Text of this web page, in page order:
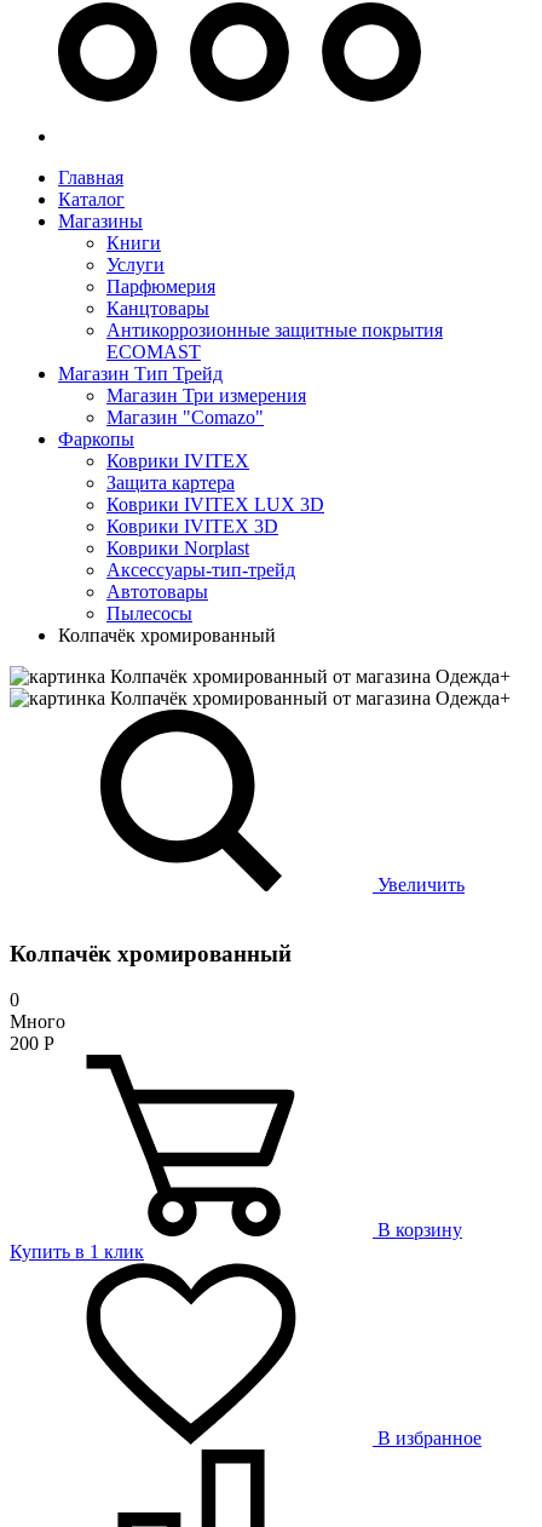
Главная
Каталог
Магазины
Книги
Услуги
Парфюмерия
Канцтовары
Антикоррозионные защитные покрытия
ECOMAST
Магазин Тип Трейд
Магазин Три измерения
Магазин "Comazo"
Фаркопы
Коврики IVITEX
Защита картера
Коврики IVITEX LUX 3D
Коврики IVITEX 3D
Коврики Norplast
Аксессуары-тип-трейд
Автотовары
Пылесосы
Колпачёк хромированный
Увеличить
Колпачёк хромированный
0
Много
200 Р
В корзину
Купить в 1 клик
В избранное